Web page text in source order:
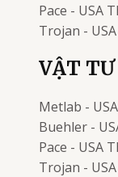
Pace - USA
Trojan - USA
VẬT
Metlab - USA
Buehler -
Pace - USA
Trojan - USA